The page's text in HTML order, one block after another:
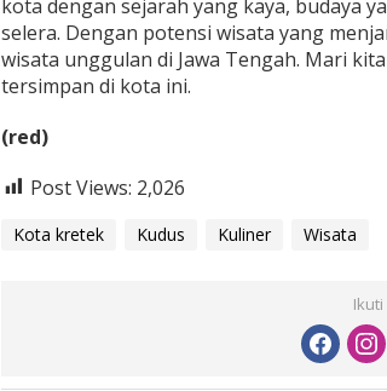
kota dengan sejarah yang kaya, budaya
selera. Dengan potensi wisata yang
wisata unggulan di Jawa Tengah. Mari
tersimpan di kota ini.
(red)
Post Views: 2,026
Kota kretek Kudus Kuliner Wisata
Ikuti